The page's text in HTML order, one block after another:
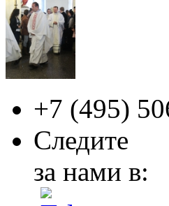
+7 (495)
Следите
за нами в: